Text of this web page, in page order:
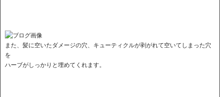
また、髪に空いたダメージの穴、キューティクルが剥がれて空いてしまった穴
を
ハーブがしっかりと埋めてくれます。